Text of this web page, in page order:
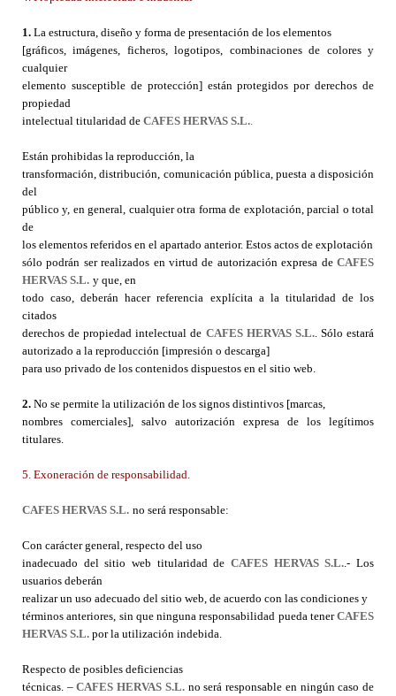
1. La estructura, diseño y forma de presentación de los elementos
[gráficos, imágenes, ficheros, logotipos, combinaciones de colores y
cualquier
elemento susceptible de protección] están protegidos por derechos de
propiedad
intelectual titularidad de CAFES HERVAS S.L.
Están prohibidas la reproducción, la
transformación, distribución, comunicación pública, puesta a disposición
del
público y, en general, cualquier otra forma de explotación, parcial o total
de
los elementos referidos en el apartado anterior. Estos actos de explotación
sólo podrán ser realizados en virtud de autorización expresa de CAFES
HERVAS S.L. y que, en
todo caso, deberán hacer referencia explícita a la titularidad de los
citados
derechos de propiedad intelectual de CAFES HERVAS S.L.. Sólo estará
autorizado a la reproducción [impresión o descarga]
para uso privado de los contenidos dispuestos en el sitio web.
2. No se permite la utilización de los signos distintivos [marcas,
nombres comerciales], salvo autorización expresa de los legítimos
titulares.
5. Exoneración de responsabilidad.
CAFES HERVAS S.L. no será responsable:
Con carácter general, respecto del uso
inadecuado del sitio web titularidad de CAFES HERVAS S.L. .- Los
usuarios deberán
realizar un uso adecuado del sitio web, de acuerdo con las condiciones y
términos anteriores, sin que ninguna responsabilidad pueda tenerCAFES
HERVAS S.L. por la utilización indebida.
Respecto de posibles deficiencias
técnicas. –CAFES HERVAS S.L.no será responsable en ningún caso de